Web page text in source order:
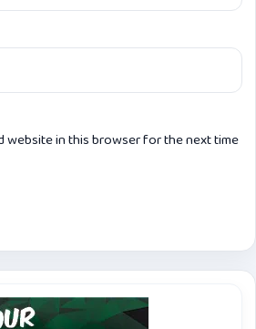
website in this browser for the next time